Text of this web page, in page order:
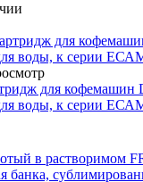
для кофемашин
воды, к серии